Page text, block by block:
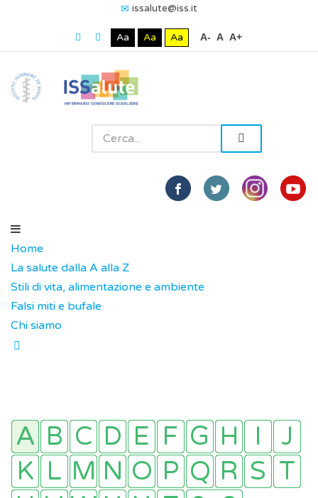
issalute@iss.it
Aa Aa Aa A- A A+
Home
La salute dalla A alla Z
Stili di vita, alimentazione e ambiente
Falsi miti e bufale
Chi siamo